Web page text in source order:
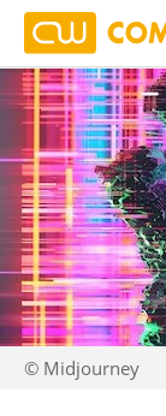
© Midjourney